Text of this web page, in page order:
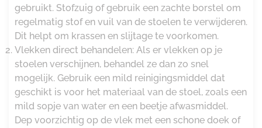
gebruikt. Stofzuig of gebruik een zachte borstel om
regelmatig stof en vuil van de stoelen te verwijderen.
Dit helpt om krassen en slijtage te voorkomen.
Vlekken direct behandelen: Als er vlekken op je
stoelen verschijnen, behandel ze dan zo snel
mogelijk. Gebruik een mild reinigingsmiddel dat
geschikt is voor het materiaal van de stoel, zoals een
mild sopje van water en een beetje afwasmiddel.
Dep voorzichtig op de vlek met een schone doek of